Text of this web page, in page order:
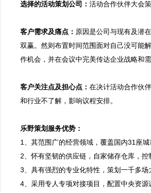
选择的活动策划公司： 活动合作伙伴大会
客户需求及痛点： 原因是公司与现有及潜
双赢。然则布置时间范围面对自己没可能
作机会，并在会议中完美传达企业战略和需
客户关注点及担心点： 在决计活动合作伙
和行业不了解，影响议程安排。
乐野策划服务优势：
1、其范围广的经营领域，覆盖国内31座
2、怀有坚韧的供应链，自家储存仓库，控
3、具有强烈的专业化特性，策划一千多
4、采用专人专项对接项目，配置中央资